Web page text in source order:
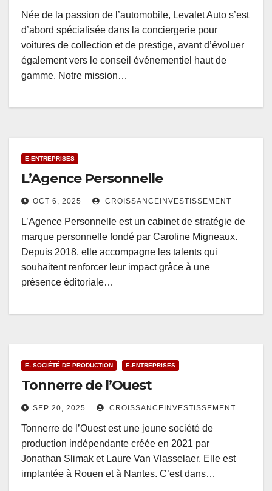
Née de la passion de l’automobile, Levalet Auto s’est
d’abord spécialisée dans la conciergerie pour
voitures de collection et de prestige, avant d’évoluer
également vers le conseil événementiel haut de
gamme. Notre mission…
E-ENTREPRISES
L’Agence Personnelle
OCT 6, 2025 CROISSANCEINVESTISSEMENT
L’Agence Personnelle est un cabinet de stratégie de
marque personnelle fondé par Caroline Migneaux.
Depuis 2018, elle accompagne les talents qui
souhaitent renforcer leur impact grâce à une
présence éditoriale…
E- SOCIÉTÉ DE PRODUCTION E-ENTREPRISES
Tonnerre de l’Ouest
SEP 20, 2025 CROISSANCEINVESTISSEMENT
Tonnerre de l’Ouest est une jeune société de
production indépendante créée en 2021 par
Jonathan Slimak et Laure Van Vlasselaer. Elle est
implantée à Rouen et à Nantes. C’est dans…